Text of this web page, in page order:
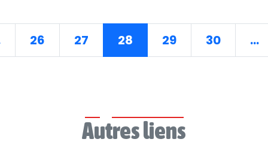
26 27 28 29 30 ...
Autres liens